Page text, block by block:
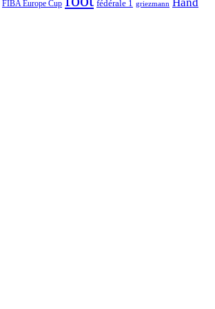
FIBA Europe Cup fédérale 1 griezmann